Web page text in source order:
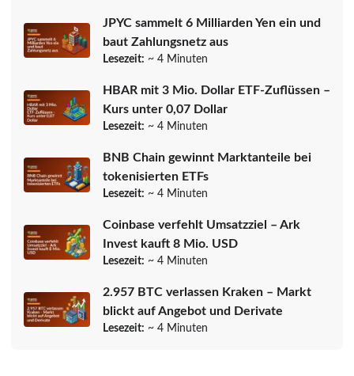
JPYC sammelt 6 Milliarden Yen ein und
baut Zahlungsnetz aus
Lesezeit: ~ 4 Minuten
HBAR mit 3 Mio. Dollar ETF-Zuflüssen –
Kurs unter 0,07 Dollar
Lesezeit: ~ 4 Minuten
BNB Chain gewinnt Marktanteile bei
tokenisierten ETFs
Lesezeit: ~ 4 Minuten
Coinbase verfehlt Umsatzziel – Ark
Invest kauft 8 Mio. USD
Lesezeit: ~ 4 Minuten
2.957 BTC verlassen Kraken – Markt
blickt auf Angebot und Derivate
Lesezeit: ~ 4 Minuten